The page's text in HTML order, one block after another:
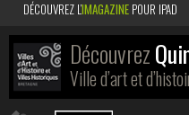
DÉCOUVREZ L’IMAGAZINE POUR IPAD
Découvrez
Ville d’art et